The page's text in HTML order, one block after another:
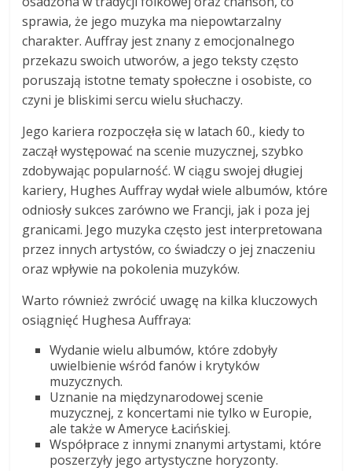
sprawia, że jego muzyka ma niepowtarzalny
charakter. Auffray jest znany z emocjonalnego
przekazu swoich utworów, a jego teksty często
poruszają istotne tematy społeczne i osobiste, co
czyni je bliskimi sercu wielu słuchaczy.
Jego kariera rozpoczęła się w latach 60., kiedy to
zaczął występować na scenie muzycznej, szybko
zdobywając popularność. W ciągu swojej długiej
kariery, Hughes Auffray wydał wiele albumów, które
odniosły sukces zarówno we Francji, jak i poza jej
granicami. Jego muzyka często jest interpretowana
przez innych artystów, co świadczy o jej znaczeniu
oraz wpływie na pokolenia muzyków.
Warto również zwrócić uwagę na kilka kluczowych
osiągnięć Hughesa Auffraya:
Wydanie wielu albumów, które zdobyły
uwielbienie wśród fanów i krytyków
muzycznych.
Uznanie na międzynarodowej scenie
muzycznej, z koncertami nie tylko w Europie,
ale także w Ameryce Łacińskiej.
Współprace z innymi znanymi artystami, które
poszerzyły jego artystyczne horyzonty.